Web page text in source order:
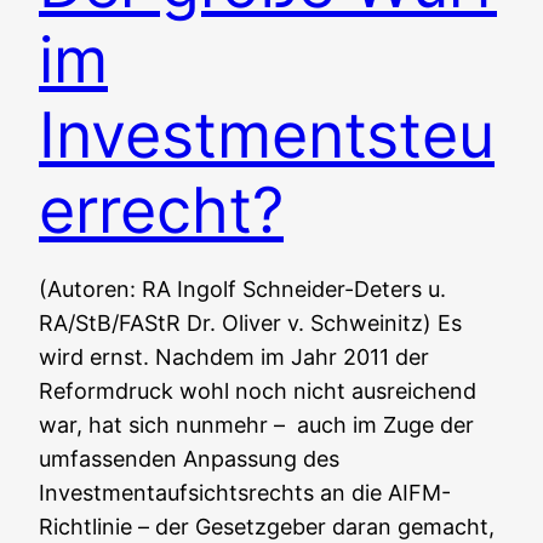
im
Investmentsteu
errecht?
(Autoren: RA Ingolf Schneider-Deters u.
RA/StB/FAStR Dr. Oliver v. Schweinitz) Es
wird ernst. Nachdem im Jahr 2011 der
Reformdruck wohl noch nicht ausreichend
war, hat sich nunmehr – auch im Zuge der
umfassenden Anpassung des
Investmentaufsichtsrechts an die AIFM-
Richtlinie – der Gesetzgeber daran gemacht,